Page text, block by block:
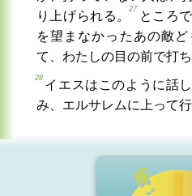
り上げられる。
27
ところ
を望まなかったあの敵
て、わたしの目の前で打ち
28
イエスはこのように話
み、エルサレムに上って行